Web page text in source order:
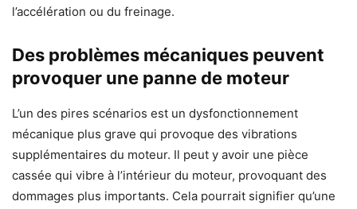
l’accélération ou du freinage.
Des problèmes mécaniques peuvent
provoquer une panne de moteur
L’un des pires scénarios est un dysfonctionnement
mécanique plus grave qui provoque des vibrations
supplémentaires du moteur. Il peut y avoir une pièce
cassée qui vibre à l’intérieur du moteur, provoquant des
dommages plus importants. Cela pourrait signifier qu’une